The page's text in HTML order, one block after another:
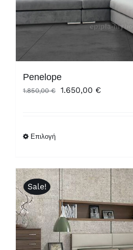
Penelope
1.850,00€
Original
1.650,00 €Η
Επιλογή
Sale!